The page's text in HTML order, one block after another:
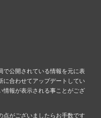
で公開されている情報を元に表
に合わせてアップデートしてい
情報が表示される事ことがござ
点がございましたらお手数です